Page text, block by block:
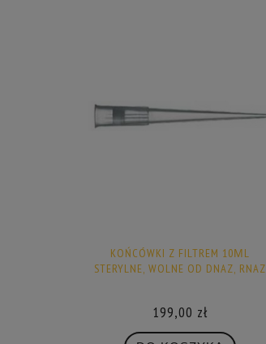
KOŃCÓWKI Z FILTREM 10ΜL
STERYLNE, WOLNE OD DNAZ, RNAZ
199,00 zł